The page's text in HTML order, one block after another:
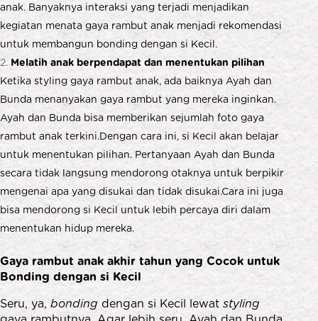
anak. Banyaknya interaksi yang terjadi menjadikan
kegiatan menata gaya rambut anak menjadi rekomendasi
untuk membangun bonding dengan si Kecil.
Melatih anak berpendapat dan menentukan pilihan
Ketika styling gaya rambut anak, ada baiknya Ayah dan
Bunda menanyakan gaya rambut yang mereka inginkan.
Ayah dan Bunda bisa memberikan sejumlah foto gaya
rambut anak terkini.Dengan cara ini, si Kecil akan belajar
untuk menentukan pilihan. Pertanyaan Ayah dan Bunda
secara tidak langsung mendorong otaknya untuk berpikir
mengenai apa yang disukai dan tidak disukai.Cara ini juga
bisa mendorong si Kecil untuk lebih percaya diri dalam
menentukan hidup mereka.
Gaya rambut anak akhir tahun yang Cocok untuk
Bonding dengan si Kecil
Seru, ya, bonding dengan si Kecil lewat styling